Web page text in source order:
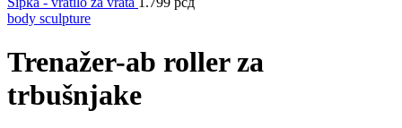
body sculpture
Trenažer-ab roller za
trbušnjake